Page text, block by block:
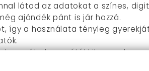
látod az adatokat a színes,
ajándék pánt is jár hozzá.
így a használata tényleg
használod, magától kikapcsol.